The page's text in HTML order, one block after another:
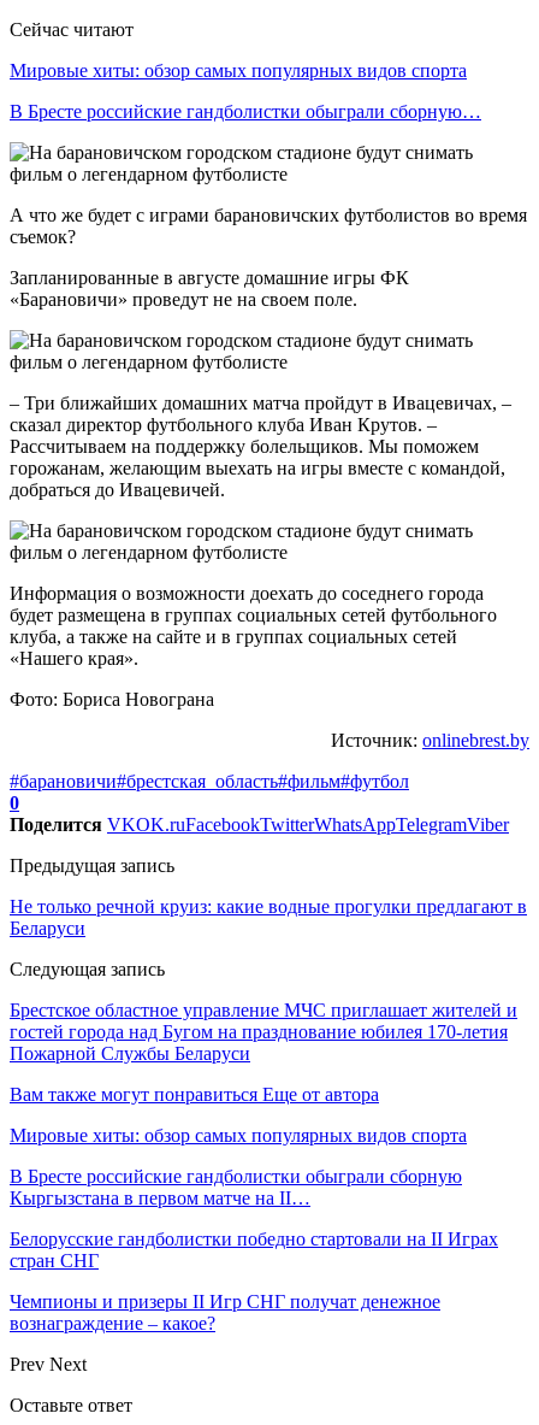
Сейчас читают
Мировые хиты: обзор самых популярных видов спорта
В Бресте российские гандболистки обыграли сборную…
А что же будет с играми барановичских футболистов во время
съемок?
Запланированные в августе домашние игры ФК
«Барановичи» проведут не на своем поле.
– Три ближайших домашних матча пройдут в Ивацевичах, –
сказал директор футбольного клуба Иван Крутов. –
Рассчитываем на поддержку болельщиков. Мы поможем
горожанам, желающим выехать на игры вместе с командой,
добраться до Ивацевичей.
Информация о возможности доехать до соседнего города
будет размещена в группах социальных сетей футбольного
клуба, а также на сайте и в группах социальных сетей
«Нашего края».
Фото: Бориса Новограна
Источник: onlinebrest.by
#барановичи#брестская_область#фильм#футбол
0
Поделится VKOK.ruFacebookTwitterWhatsAppTelegramViber
Предыдущая запись
Не только речной круиз: какие водные прогулки предлагают в
Беларуси
Следующая запись
Брестское областное управление МЧС приглашает жителей и
гостей города над Бугом на празднование юбилея 170-летия
Пожарной Службы Беларуси
Вам также могут понравиться Еще от автора
Мировые хиты: обзор самых популярных видов спорта
В Бресте российские гандболистки обыграли сборную
Кыргызстана в первом матче на II…
Белорусские гандболистки победно стартовали на II Играх
стран СНГ
Чемпионы и призеры II Игр СНГ получат денежное
вознаграждение – какое?
Prev Next
Оставьте ответ